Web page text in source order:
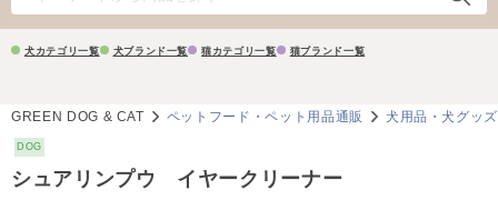
犬カテゴリ一覧 犬ブランド一覧 猫カテゴリ一覧 猫ブランド一覧
GREEN DOG & CAT ペットフード・ペット用品通販 犬用品・犬グッズ
DOG
シュアリンプウ イヤークリーナー